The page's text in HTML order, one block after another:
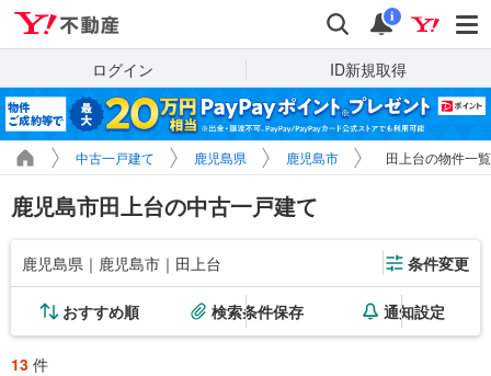
検索 通知
i
ログイン ID新規取得
中古一戸建て 鹿児島県 鹿児島市 田上台の物件一覧
鹿児島市田上台の中古一戸建て
鹿児島県｜鹿児島市｜田上台 条件変更
おすすめ順 検索条件保存 通知設定
13 件